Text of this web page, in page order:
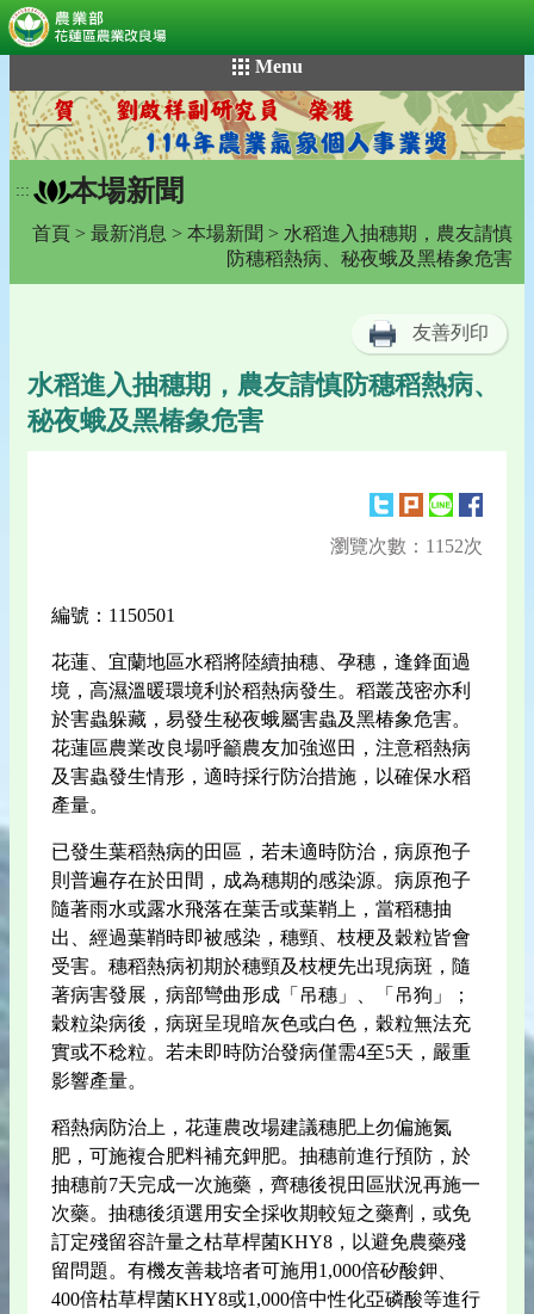
到
主
要
內
容
Menu
::: 本場新聞
首頁 > 最新消息 > 本場新聞 > 水稻進入抽穗期，農友請慎
防穗稻熱病、秘夜蛾及黑椿象危害
友善列印
水稻進入抽穗期，農友請慎防穗稻熱病、
秘夜蛾及黑椿象危害
瀏覽次數：1152次
編號：1150501
花蓮、宜蘭地區水稻將陸續抽穗、孕穗，逢鋒面過
境，高濕溫暖環境利於稻熱病發生。稻叢茂密亦利
於害蟲躲藏，易發生秘夜蛾屬害蟲及黑椿象危害。
花蓮區農業改良場呼籲農友加強巡田，注意稻熱病
及害蟲發生情形，適時採行防治措施，以確保水稻
產量。
已發生葉稻熱病的田區，若未適時防治，病原孢子
則普遍存在於田間，成為穗期的感染源。病原孢子
隨著雨水或露水飛落在葉舌或葉鞘上，當稻穗抽
出、經過葉鞘時即被感染，穗頸、枝梗及穀粒皆會
受害。穗稻熱病初期於穗頸及枝梗先出現病斑，隨
著病害發展，病部彎曲形成「吊穗」、「吊狗」；
穀粒染病後，病斑呈現暗灰色或白色，穀粒無法充
實或不稔粒。若未即時防治發病僅需4至5天，嚴重
影響產量。
稻熱病防治上，花蓮農改場建議穗肥上勿偏施氮
肥，可施複合肥料補充鉀肥。抽穗前進行預防，於
抽穗前7天完成一次施藥，齊穗後視田區狀況再施一
次藥。抽穗後須選用安全採收期較短之藥劑，或免
訂定殘留容許量之枯草桿菌KHY8，以避免農藥殘
留問題。有機友善栽培者可施用1,000倍矽酸鉀、
400倍枯草桿菌KHY8或1,000倍中性化亞磷酸等進行